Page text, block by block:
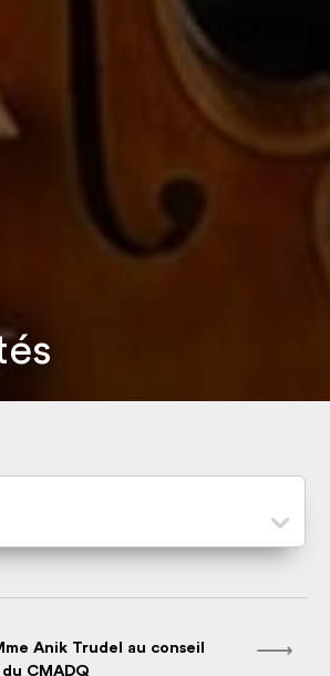
Anik Trudel au conseil
CMADQ